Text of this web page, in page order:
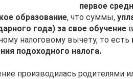
первое
образование, что суммы,
года) за свое обучение
налоговому вычету, то есть
подоходного налога.
производилась